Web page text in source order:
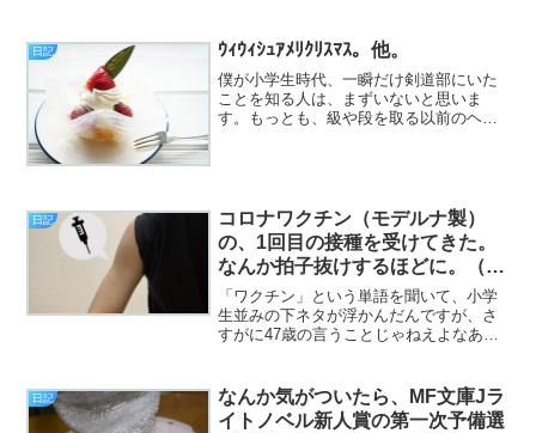
という。……真面目に自分が心配になり
ます。いや、一応、Goo...
日記 ｳｨｳｨｼｭｱﾒﾘｸﾘｽﾏｽ。他。
僕が小学生時代、一瞬だけ剣道部にいた
ことを知る人は、まずいないと思いま
す。もっとも、級や段を取る以前のヘッ
日記
コロナワクチン（モデルナ製）
の、1回目の接種を受けてきた。
なんか拍子抜けするほどに。（日
記）
「ワクチン」という単語を聞いて、小学
生並みの下ネタが浮かんだんですが、さ
すがに47歳の言うことじゃねえよなあ、
（ポイントの対価として流れる）広告
が、どいつもこいつも「FXを...
日記
なんか気がついたら、MF文庫Jラ
イトノベル新人賞の第一次予備選